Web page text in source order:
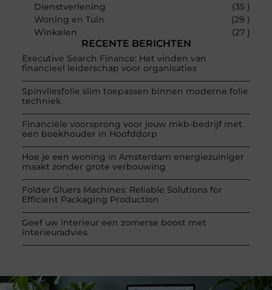
Dienstverlening
(35 )
Woning en Tuin
(29 )
Winkelen
(27 )
RECENTE BERICHTEN
Executive Search Finance: Het vinden van
financieel leiderschap voor organisaties
Spinvliesfolie slim toepassen binnen moderne folie
techniek
Financiële voorsprong voor jouw mkb-bedrijf met
een boekhouder in Hoofddorp
Hoe je een woning in Amsterdam energiezuiniger
maakt zonder grote verbouwing
Folder Gluers Machines: Reliable Solutions for
Efficient Packaging Production
Geef uw interieur een zomerse boost met
interieuradvies